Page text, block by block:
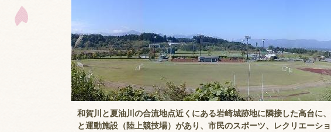
和賀川と夏油川の合流地点近くにある岩崎城跡地に隣接した高台に
と運動施設（陸上競技場）があり、市民のスポーツ、レクリエーシ